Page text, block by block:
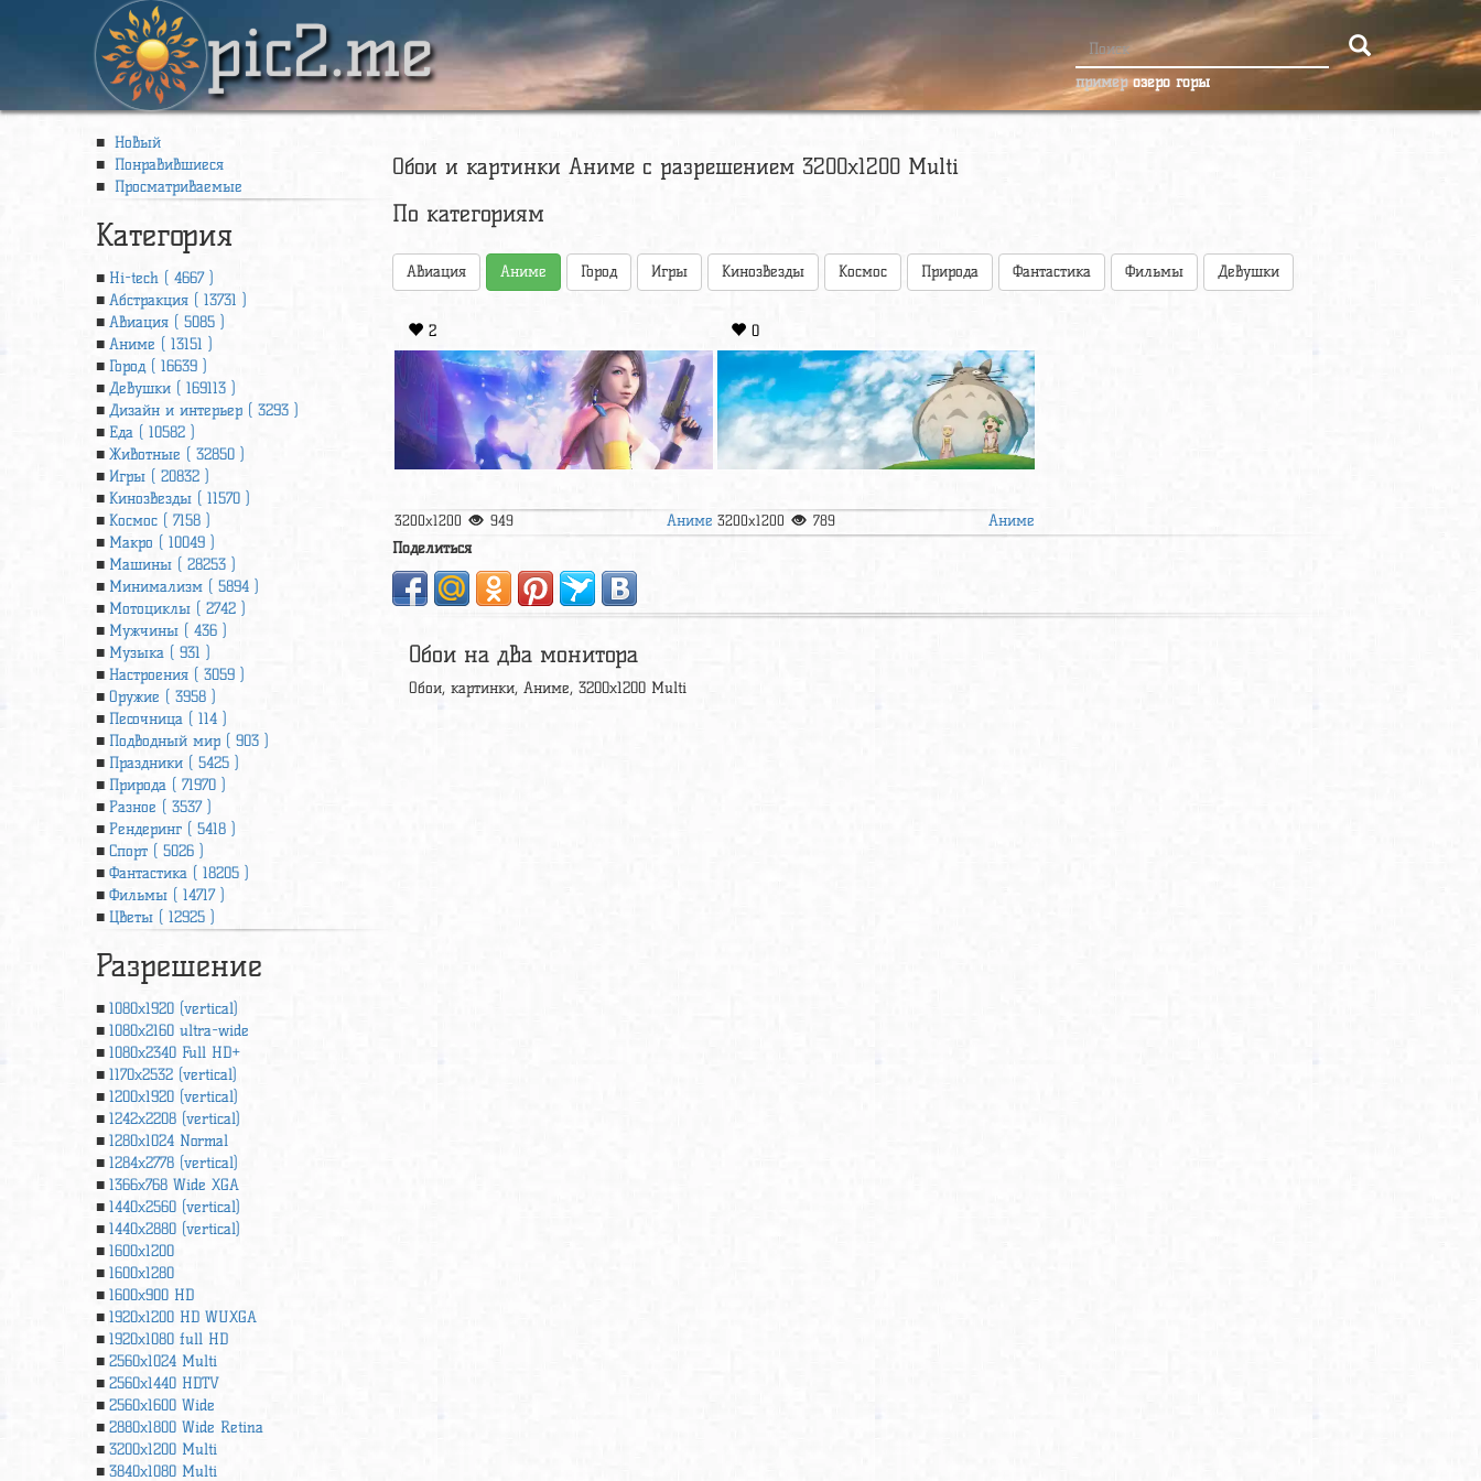
pic2.me примерозеро горы
Новый
Понравившиеся
Просматриваемые
Категория
Hi-tech ( 4667 )
Абстракция ( 13731 )
Авиация ( 5085 )
Аниме ( 13151 )
Город ( 16639 )
Девушки ( 169113 )
Дизайн и интерьер ( 3293 )
Еда ( 10582 )
Животные ( 32850 )
Игры ( 20832 )
Кинозвезды ( 11570 )
Космос ( 7158 )
Макро ( 10049 )
Машины ( 28253 )
Минимализм ( 5894 )
Мотоциклы ( 2742 )
Мужчины ( 436 )
Музыка ( 931 )
Настроения ( 3059 )
Оружие ( 3958 )
Песочница ( 114 )
Подводный мир ( 903 )
Праздники ( 5425 )
Природа ( 71970 )
Разное ( 3537 )
Рендеринг ( 5418 )
Спорт ( 5026 )
Фантастика ( 18205 )
Фильмы ( 14717 )
Цветы ( 12925 )
Разрешение
1080x1920 (vertical)
1080x2160 ultra-wide
1080x2340 Full HD+
1170x2532 (vertical)
1200x1920 (vertical)
1242x2208 (vertical)
1280x1024 Normal
1284x2778 (vertical)
1366х768 Wide XGA
1440x2560 (vertical)
1440x2880 (vertical)
1600x1200
1600x1280
1600x900 HD
1920x1200 HD WUXGA
1920х1080 full HD
2560x1024 Multi
2560x1440 HDTV
2560x1600 Wide
2880x1800 Wide Retina
3200x1200 Multi
3840x1080 Multi
Обои и картинки Аниме с разрешением 3200x1200 Multi
По категориям
Авиация Аниме Город Игры Кинозвезды Космос Природа Фантастика Фильмы Девушки
2
3200x1200 949 Аниме
0
3200x1200 789
Аниме
Поделиться
Обои на два монитора
Обои, картинки, Аниме, 3200x1200 Multi